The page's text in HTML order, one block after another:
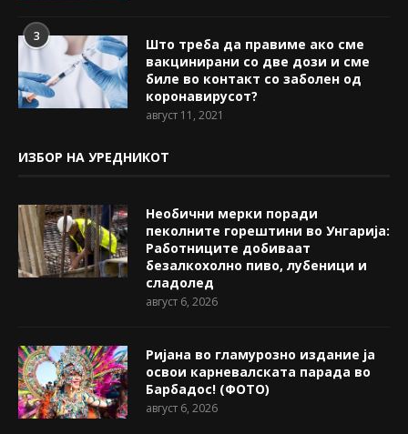
3
Што треба да правиме ако сме
вакцинирани со две дози и сме
биле во контакт со заболен од
коронавирусот?
август 11, 2021
ИЗБОР НА УРЕДНИКОТ
Необични мерки поради
пеколните горештини во Унгарија:
Работниците добиваат
безалкохолно пиво, лубеници и
сладолед
август 6, 2026
Ријана во гламурозно издание ја
освои карневалската парада во
Барбадос! (ФОТО)
август 6, 2026